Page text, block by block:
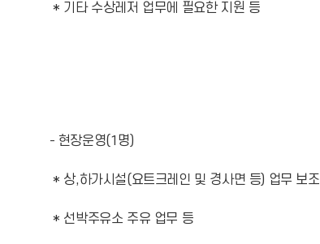
* 기타 수상레저 업무에 필요한 지원 등
- 현장운영(1명)
* 상,하가시설(요트크레인 및 경사면 등) 업무 보조
* 선박주유소 주유 업무 등